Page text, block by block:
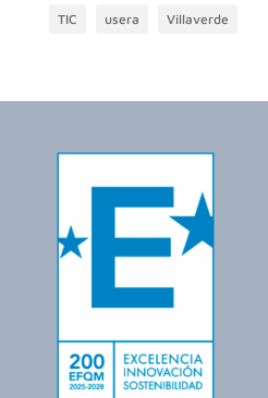
TIC usera Villaverde